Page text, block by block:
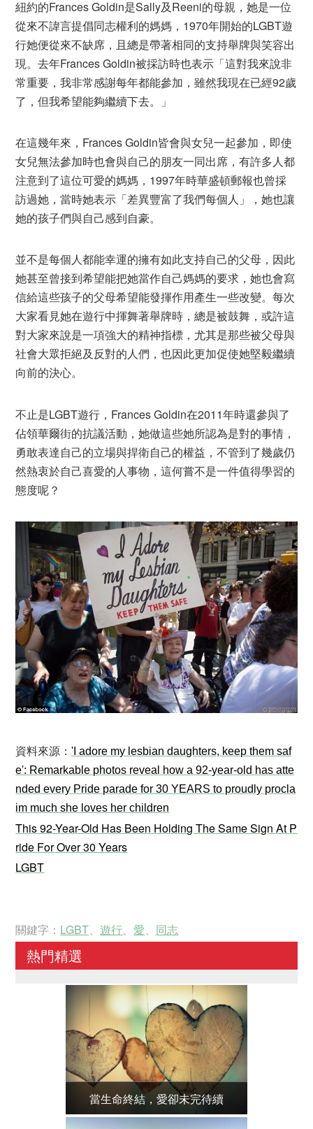
紐約的Frances Goldin是Sally及Reeni的母親，她是一位
從來不諱言提倡同志權利的媽媽，1970年開始的LGBT遊
行她便從來不缺席，且總是帶著相同的支持舉牌與笑容出
現。去年Frances Goldin被採訪時也表示「這對我來說非
常重要，我非常感謝每年都能參加，雖然我現在已經92歲
了，但我希望能夠繼續下去。」
在這幾年來，Frances Goldin皆會與女兒一起參加，即使
女兒無法參加時也會與自己的朋友一同出席，有許多人都
注意到了這位可愛的媽媽，1997年時華盛頓郵報也曾採
訪過她，當時她表示「差異豐富了我們每個人」，她也讓
她的孩子們與自己感到自豪。
並不是每個人都能幸運的擁有如此支持自己的父母，因此
她甚至曾接到希望能把她當作自己媽媽的要求，她也會寫
信給這些孩子的父母希望能發揮作用產生一些改變。每次
大家看見她在遊行中揮舞著舉牌時，總是被鼓舞，或許這
對大家來說是一項強大的精神指標，尤其是那些被父母與
社會大眾拒絕及反對的人們，也因此更加促使她堅毅繼續
向前的決心。
不止是LGBT遊行，Frances Goldin在2011年時還參與了
佔領華爾街的抗議活動，她做這些她所認為是對的事情，
勇敢表達自己的立場與捍衛自己的權益，不管到了幾歲仍
然熱衷於自己喜愛的人事物，這何嘗不是一件值得學習的
態度呢？
資料來源：'I adore my lesbian daughters, keep them saf
e': Remarkable photos reveal how a 92-year-old has atte
nded every Pride parade for 30 YEARS to proudly procla
im much she loves her children
This 92-Year-Old Has Been Holding The Same Sign At P
ride For Over 30 Years
LGBT
關鍵字： LGBT、遊行、愛、 同志
熱門精選
當生命終結，愛卻未完待續